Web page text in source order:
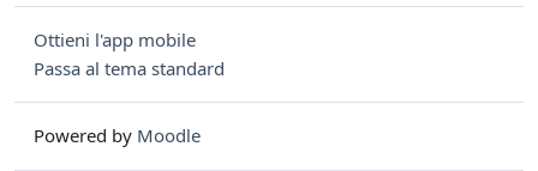
Ottieni l'app mobile
Passa al tema standard
Powered by Moodle